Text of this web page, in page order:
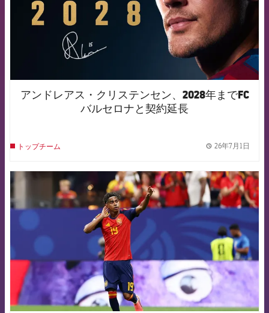
アンドレアス・クリステンセン、2028年までFC
バルセロナと契約延長
トップチーム 26年7月1日
FCB Barcelona badge